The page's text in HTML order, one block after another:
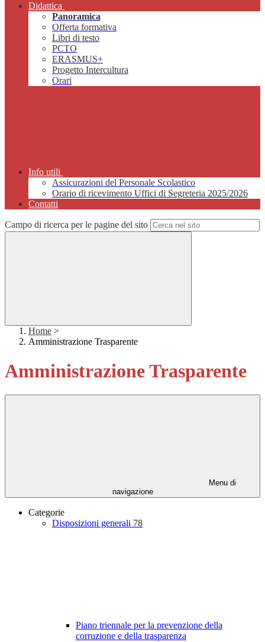
Didattica
Panoramica
Offerta formativa
Libri di testo
PCTO
ERASMUS+
Progetto Intercultura
Orari
Info utili
Assicurazioni del Personale Scolastico
Orario di ricevimento Uffici di Segreteria 2025/2026
Contatti
Campo di ricerca per le pagine del sito
Home >
Amministrazione Trasparente
Amministrazione Trasparente
Menu di
navigazione
Categorie
Disposizioni generali 78
Piano triennale per la prevenzione della
corruzione e della trasparenza